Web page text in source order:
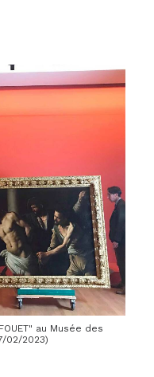
au Musée des
02/2023)